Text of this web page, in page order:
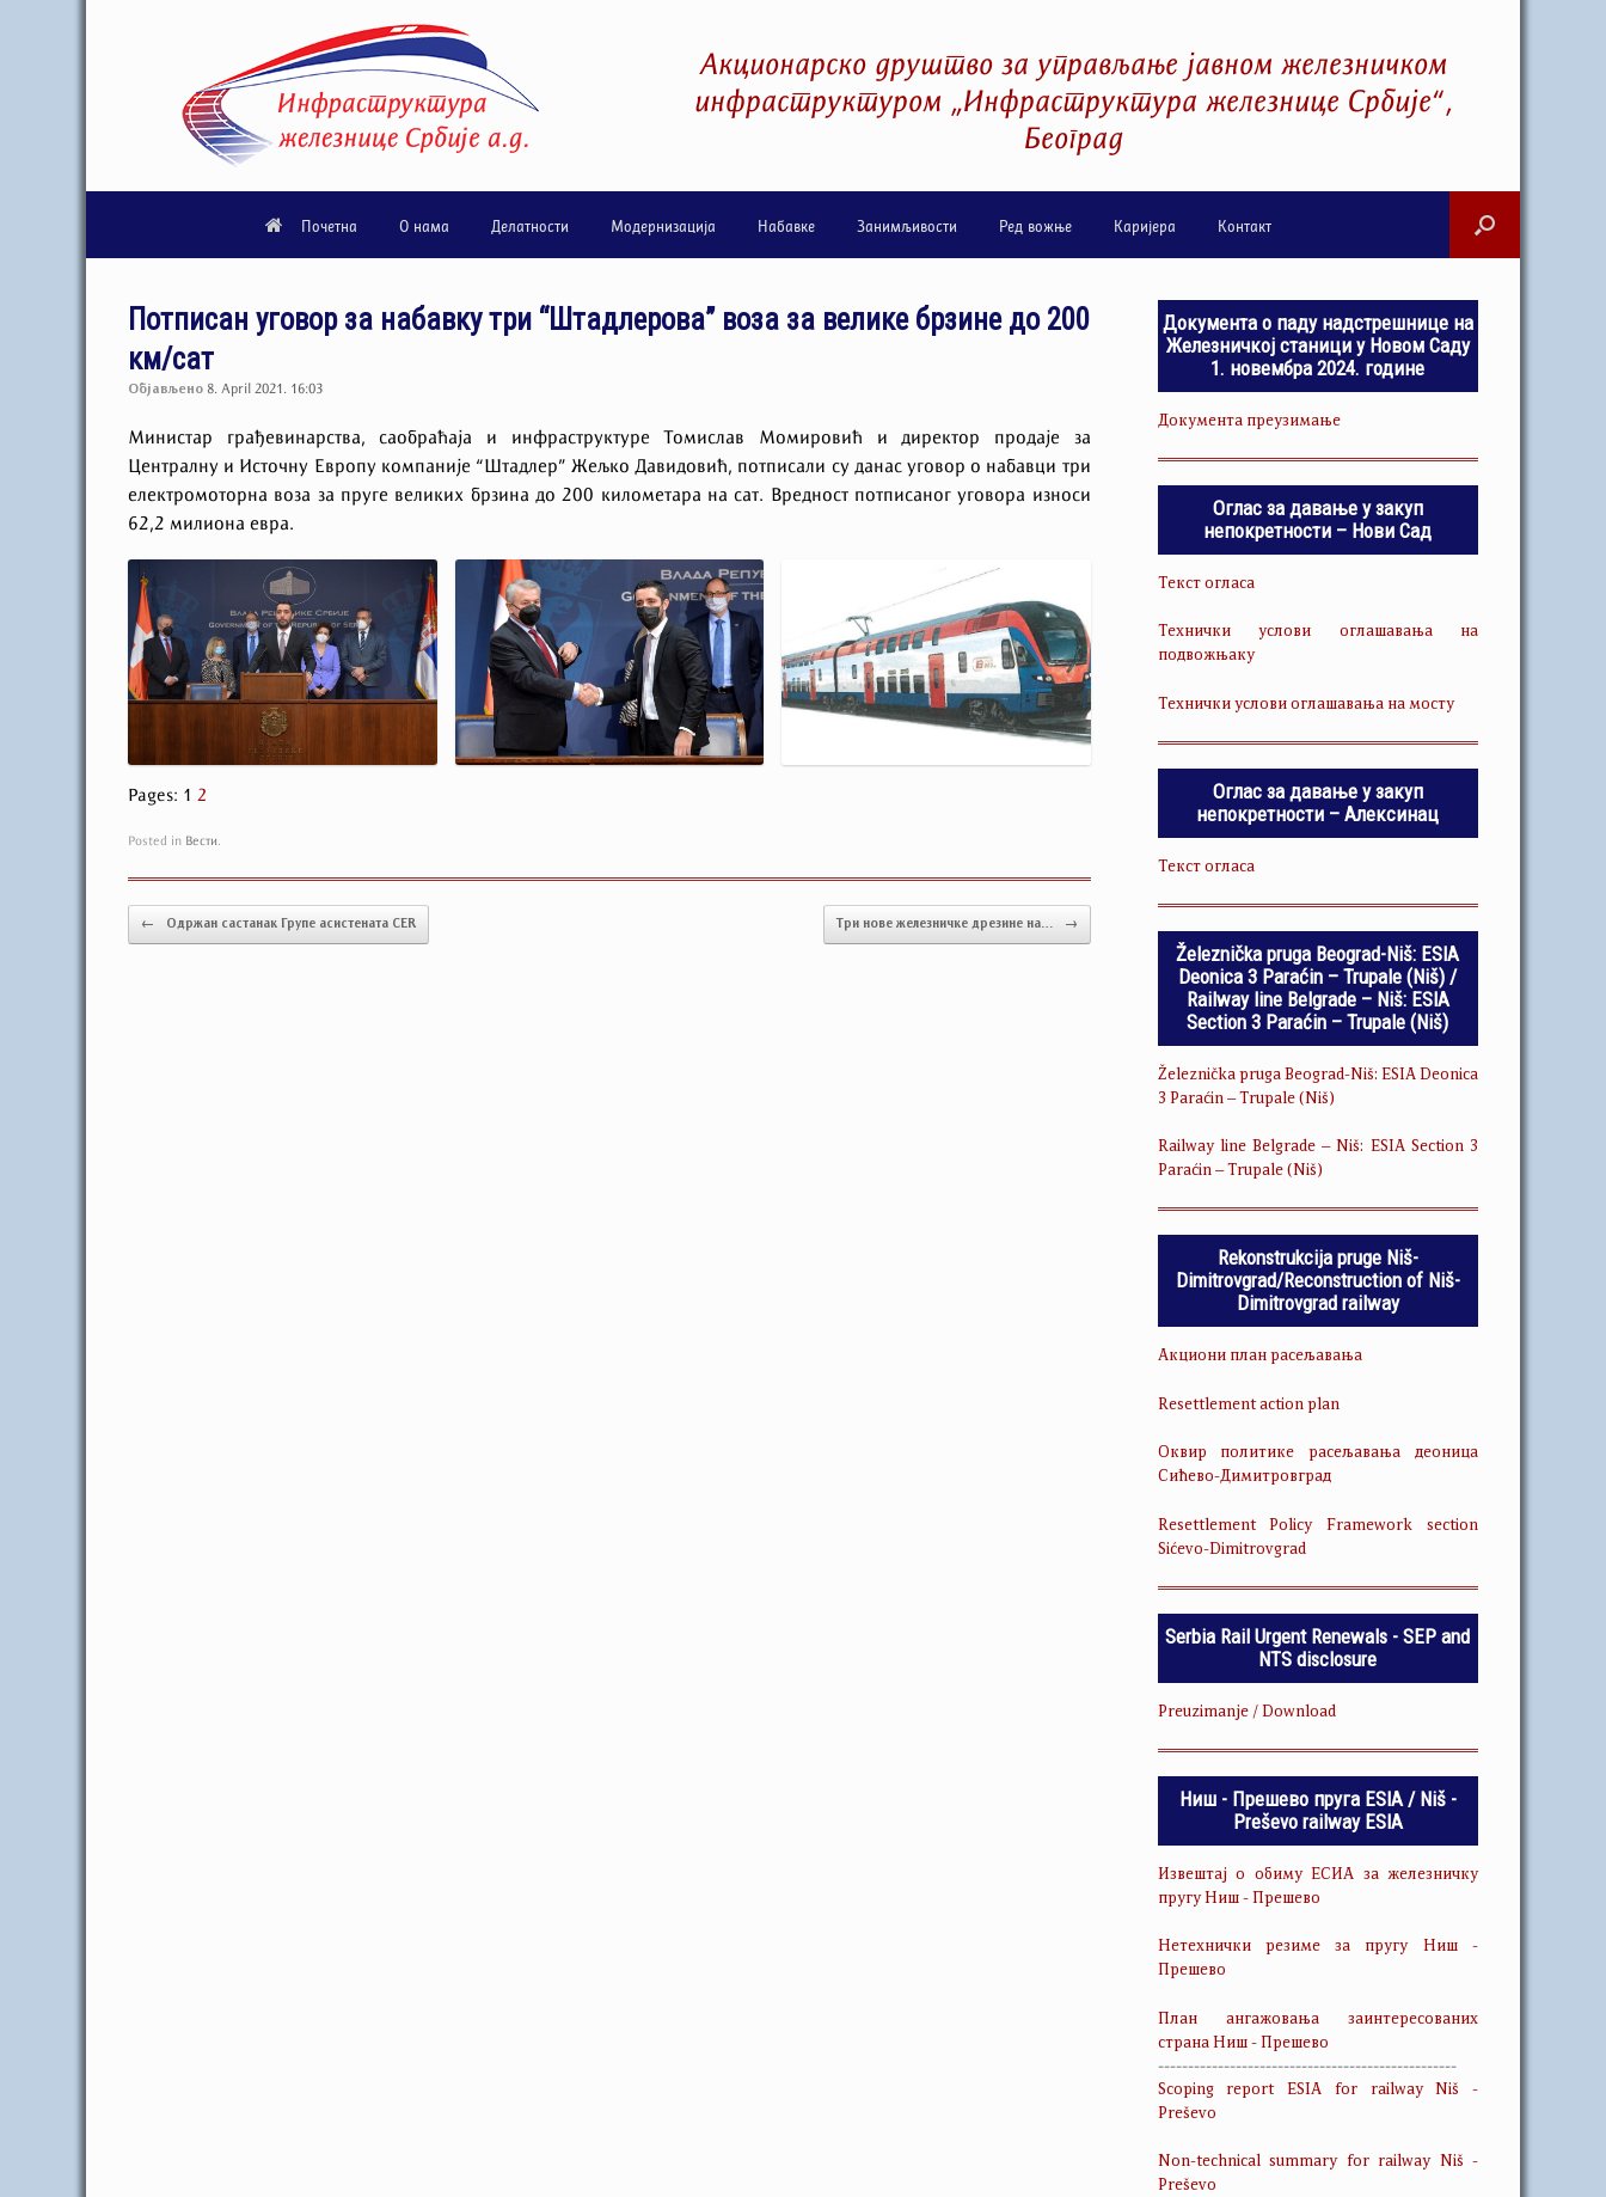
Акционарско друштво за управљање јавном железничком
инфраструктуром „Инфраструктура железнице Србије“,
Београд
Почетна О нама Делатности Модернизација Набавке Занимљивости Ред вожње Каријера Контакт
Потписан уговор за набавку три “Штадлерова” воза за велике брзине до 200
км/сат
Објављено 8. April 2021. 16:03
Министар грађевинарства, саобраћаја и инфраструктуре Томислав Момировић и директор продаје за
Централну и Источну Европу компаније “Штадлер” Жељко Давидовић, потписали су данас уговор о набавци три
електромоторна воза за пруге великих брзина до 200 километара на сат. Вредност потписаног уговора износи
62,2 милиона евра.
Pages: 1 2
Posted in Вести.
Post navigation
← Одржан састанак Групе асистената CER Три нове железничке дрезине на… →
Документа о паду надстрешнице на
Железничкој станици у Новом Саду
1. новембра 2024. године
Документа преузимање
Оглас за давање у закуп
непокретности – Нови Сад
Текст огласа
Технички услови оглашавања на
подвожњаку
Технички услови оглашавања на мосту
Оглас за давање у закуп
непокретности – Алексинац
Текст огласа
Železnička pruga Beograd-Niš: ESIA
Deonica 3 Paraćin – Trupale (Niš) /
Railway line Belgrade – Niš: ESIA
Section 3 Paraćin – Trupale (Niš)
Železnička pruga Beograd-Niš: ESIA Deonica
3 Paraćin – Trupale (Niš)
Railway line Belgrade – Niš: ESIA Section 3
Paraćin – Trupale (Niš)
Rekonstrukcija pruge Niš-
Dimitrovgrad/Reconstruction of Niš-
Dimitrovgrad railway
Акциони план расељавања
Resettlement action plan
Оквир политике расељавања деоница
Сићево-Димитровград
Resettlement Policy Framework section
Sićevo-Dimitrovgrad
Serbia Rail Urgent Renewals - SEP and
NTS disclosure
Preuzimanje / Download
Ниш - Прешево пруга ESIA / Niš -
Preševo railway ESIA
Извештај о обиму ЕСИА за железничку
пругу Ниш - Прешево
Нетехнички резиме за пругу Ниш -
Прешево
План ангажовања заинтересованих
страна Ниш - Прешево
--------------------------------------------------
Scoping report ESIA for railway Niš -
Preševo
Non-technical summary for railway Niš -
Preševo